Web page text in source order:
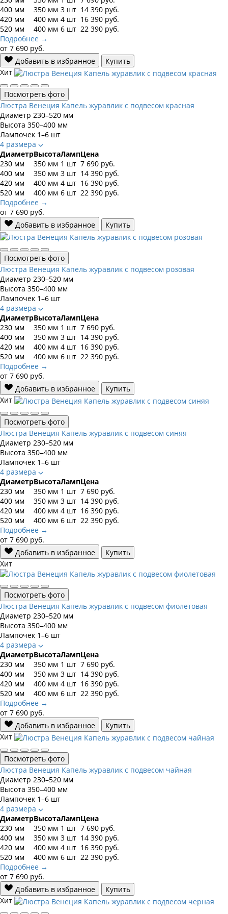
400 мм
350 мм 3 шт 14 390 руб.
420 мм
400 мм 4 шт 16 390 руб.
520 мм
400 мм 6 шт 22 390 руб.
Подробнее →
от 7 690 руб.
Добавить в избранное
Купить
Хит
Посмотреть фото
Люстра Венеция Капель журавлик с подвесом красная
Диаметр 230–520 мм
Высота 350–400 мм
Лампочек 1–6 шт
4 размера
ДиаметрВысотаЛампЦена
230 мм
350 мм 1 шт 7 690 руб.
400 мм
350 мм 3 шт 14 390 руб.
420 мм
400 мм 4 шт 16 390 руб.
520 мм
400 мм 6 шт 22 390 руб.
Подробнее →
от 7 690 руб.
Добавить в избранное
Купить
Посмотреть фото
Люстра Венеция Капель журавлик с подвесом розовая
Диаметр 230–520 мм
Высота 350–400 мм
Лампочек 1–6 шт
4 размера
ДиаметрВысотаЛампЦена
230 мм
350 мм 1 шт 7 690 руб.
400 мм
350 мм 3 шт 14 390 руб.
420 мм
400 мм 4 шт 16 390 руб.
520 мм
400 мм 6 шт 22 390 руб.
Подробнее →
от 7 690 руб.
Добавить в избранное
Купить
Хит
Посмотреть фото
Люстра Венеция Капель журавлик с подвесом синяя
Диаметр 230–520 мм
Высота 350–400 мм
Лампочек 1–6 шт
4 размера
ДиаметрВысотаЛампЦена
230 мм
350 мм 1 шт 7 690 руб.
400 мм
350 мм 3 шт 14 390 руб.
420 мм
400 мм 4 шт 16 390 руб.
520 мм
400 мм 6 шт 22 390 руб.
Подробнее →
от 7 690 руб.
Добавить в избранное
Купить
Хит
Посмотреть фото
Люстра Венеция Капель журавлик с подвесом фиолетовая
Диаметр 230–520 мм
Высота 350–400 мм
Лампочек 1–6 шт
4 размера
ДиаметрВысотаЛампЦена
230 мм
350 мм 1 шт 7 690 руб.
400 мм
350 мм 3 шт 14 390 руб.
420 мм
400 мм 4 шт 16 390 руб.
520 мм
400 мм 6 шт 22 390 руб.
Подробнее →
от 7 690 руб.
Добавить в избранное
Купить
Хит
Посмотреть фото
Люстра Венеция Капель журавлик с подвесом чайная
Диаметр 230–520 мм
Высота 350–400 мм
Лампочек 1–6 шт
4 размера
ДиаметрВысотаЛампЦена
230 мм
350 мм 1 шт 7 690 руб.
400 мм
350 мм 3 шт 14 390 руб.
420 мм
400 мм 4 шт 16 390 руб.
520 мм
400 мм 6 шт 22 390 руб.
Подробнее →
от 7 690 руб.
Добавить в избранное
Купить
Хит